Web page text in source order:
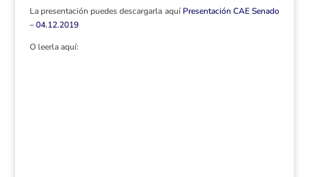
La presentación puedes descargarla aquí Presentación CAE Senado
– 04.12.2019
O leerla aquí: